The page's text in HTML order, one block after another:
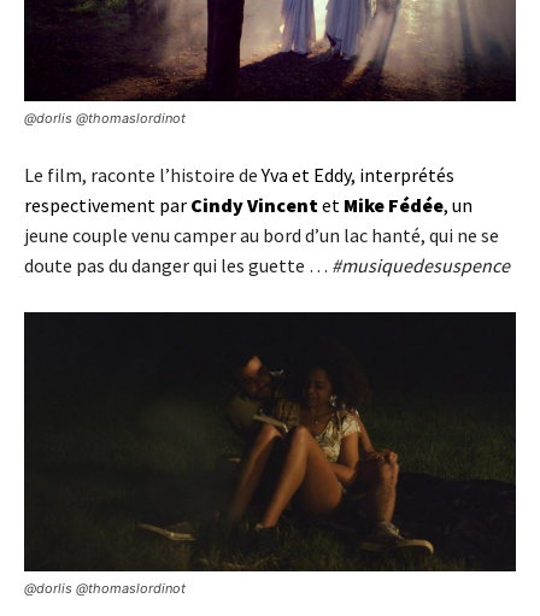
@dorlis @thomaslordinot
Le film, raconte l’histoire deYva et Eddy, interprétés
respectivement par Cindy Vincent et Mike Fédée, un
jeune couple venu camper au bord d’un lac hanté, qui ne se
doute pas du danger qui les guette … #musiquedesuspence
@dorlis @thomaslordinot